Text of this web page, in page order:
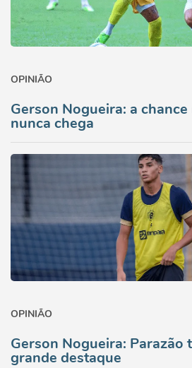
OPINIÃO
Gerson Nogueira: a
nunca chega
OPINIÃO
Gerson Nogueira: Parazão
grande destaque